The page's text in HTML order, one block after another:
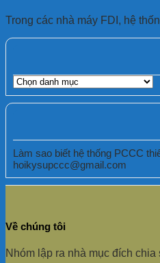
Trong các nhà máy FDI, hệ
DANH
MỤC
BÀI
Làm sao biết hệ thống PCCC
hoikysupccc@gmail.com
Về chúng tôi
Nhóm lập ra nhà mục đích